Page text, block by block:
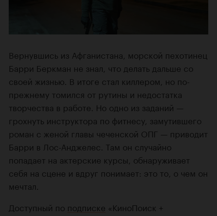
Вернувшись из Афганистана, морской пехотинец
Барри Беркман не знал, что делать дальше со
своей жизнью. В итоге стал киллером, но по-
прежнему томился от рутины и недостатка
творчества в работе. Но одно из заданий —
грохнуть инструктора по фитнесу, замутившего
роман с женой главы чеченской ОПГ — приводит
Барри в Лос-Анджелес. Там он случайно
попадает на актерские курсы, обнаруживает
себя на сцене и вдруг понимает: это то, о чем он
мечтал.
Доступный по подписке «КиноПоиск +